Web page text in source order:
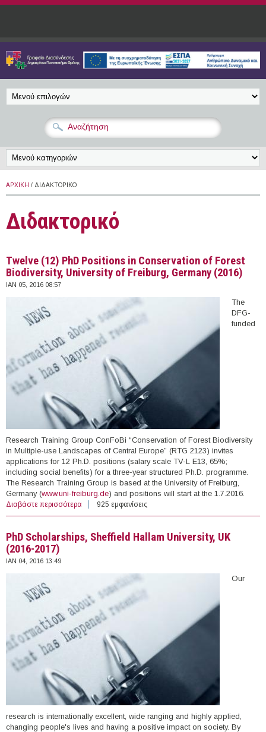
Παράκαμψη προς το κυρίως περιεχόμενο
ΑΡΧΙΚΉ / ΔΙΔΑΚΤΟΡΙΚΌ
Διδακτορικό
Twelve (12) PhD Positions in Conservation of Forest
Biodiversity, University of Freiburg, Germany (2016)
ΙΑΝ 05, 2016 08:57
The
DFG-
funded
Research Training Group ConFoBi “Conservation of Forest Biodiversity
in Multiple-use Landscapes of Central Europe” (RTG 2123) invites
applications for 12 Ph.D. positions (salary scale TV-L E13, 65%;
including social benefits) for a three-year structured Ph.D. programme.
The Research Training Group is based at the University of Freiburg,
Germany (www.uni-freiburg.de) and positions will start at the 1.7.2016.
Διαβάστε περισσότερα για Twelve (12) PhD Positions in Conservation of Forest
Biodiversity, University of Freiburg, Germany (2016)
925 εμφανίσεις
PhD Scholarships, Sheffield Hallam University, UK
(2016-2017)
ΙΑΝ 04, 2016 13:49
Our
research is internationally excellent, wide ranging and highly applied,
changing people's lives and having a positive impact on society. By